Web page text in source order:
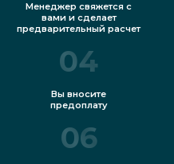
Менеджер свяжется с
вами и сделает
предварительный расчет
04
Вы вносите
предоплату
06